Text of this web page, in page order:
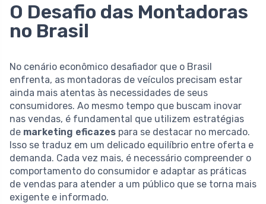
O Desafio das Montadoras
no Brasil
No cenário econômico desafiador que o Brasil
enfrenta, as montadoras de veículos precisam estar
ainda mais atentas às necessidades de seus
consumidores. Ao mesmo tempo que buscam inovar
nas vendas, é fundamental que utilizem estratégias
de marketing eficazes para se destacar no mercado.
Isso se traduz em um delicado equilíbrio entre oferta e
demanda. Cada vez mais, é necessário compreender o
comportamento do consumidor e adaptar as práticas
de vendas para atender a um público que se torna mais
exigente e informado.